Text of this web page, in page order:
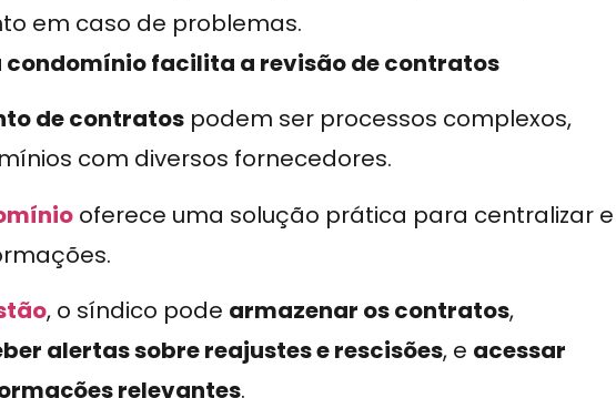
em caso de problemas.
facilita a revisão de contratos
de contratos podem ser processos complexos,
com diversos fornecedores.
oferece uma solução prática para centralizar e
, o síndico pode armazenar os contratos,
alertas sobre reajustes e rescisões, e acessar
relevantes.